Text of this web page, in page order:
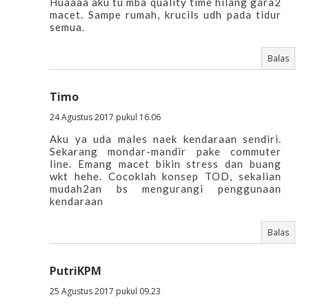
macet. Sampe rumah, krucils udh pada tidur
semua.
Balas
Timo
24 Agustus 2017 pukul 16.06
Aku ya uda males naek kendaraan sendiri.
Sekarang mondar-mandir pake commuter
line. Emang macet bikin stress dan buang
wkt hehe. Cocoklah konsep TOD, sekalian
mudah2an bs mengurangi penggunaan
kendaraan
Balas
PutriKPM
25 Agustus 2017 pukul 09.23